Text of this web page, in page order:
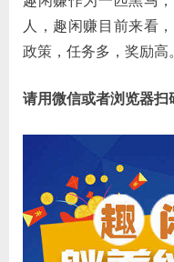
人，趣闲赚目前来看
政策，任务多，奖励高。
请用微信或者浏览器扫